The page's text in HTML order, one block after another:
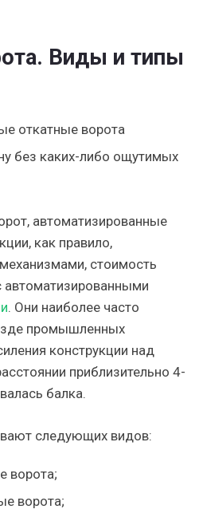
Виды и типы
откатные ворота
без каких-либо ощутимых
автоматизированные
как правило,
стоимость
автоматизированными
. Они наиболее часто
промышленных
конструкции над
приблизительно 4-
балка.
следующих видов:
ворота;
ворота;